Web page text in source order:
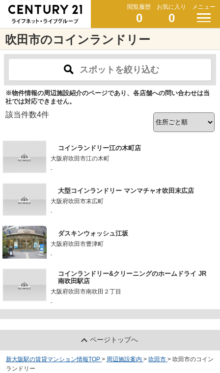
閲覧履歴
0
お気に入り
0
メニュー
吹田市のコインランドリー
スポットを絞り込む
※物件情報の周辺施設紹介のページであり、各店舗への問い合わせは当
社では対応できません。
該当件数4件
コインランドリー江の木町店
大阪府吹田市江の木町
-
大型コインランドリー マンマチャオ吹田末広店
大阪府吹田市末広町
-
ダスキンウォッシュ江坂
大阪府吹田市豊津町
-
コインランドリー&クリーニングのホームドライ JR
南吹田駅店
大阪府吹田市南吹田２丁目
-
ページトップへ
新大阪駅の賃貸マンション情報TOP > 周辺施設案内 > 吹田市 > 吹田市のコイン
ランドリー